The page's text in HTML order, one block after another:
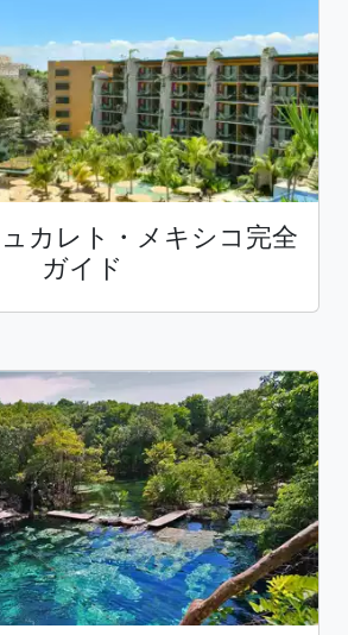
カレト・メキシコ完全
ガイド